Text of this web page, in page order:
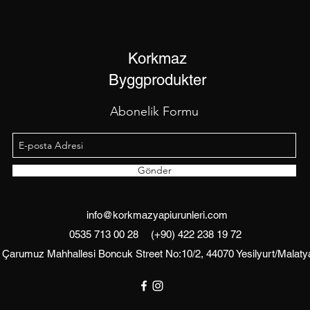
Korkmaz
Byggprodukter
Abonelik Formu
Gönder
Çarumuz Mahhallesi Boncuk Street No:10/2, 44070 Yesilyurt/
info@korkmazyapiurunleri.com
0535 713 00 28
(+90) 422 238 19 72